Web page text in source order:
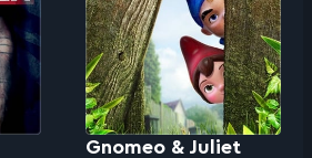
Gnomeo & Juliet